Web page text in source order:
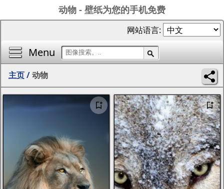
动物 - 壁纸为您的手机免费
Menu
网站语言:
主页/动物